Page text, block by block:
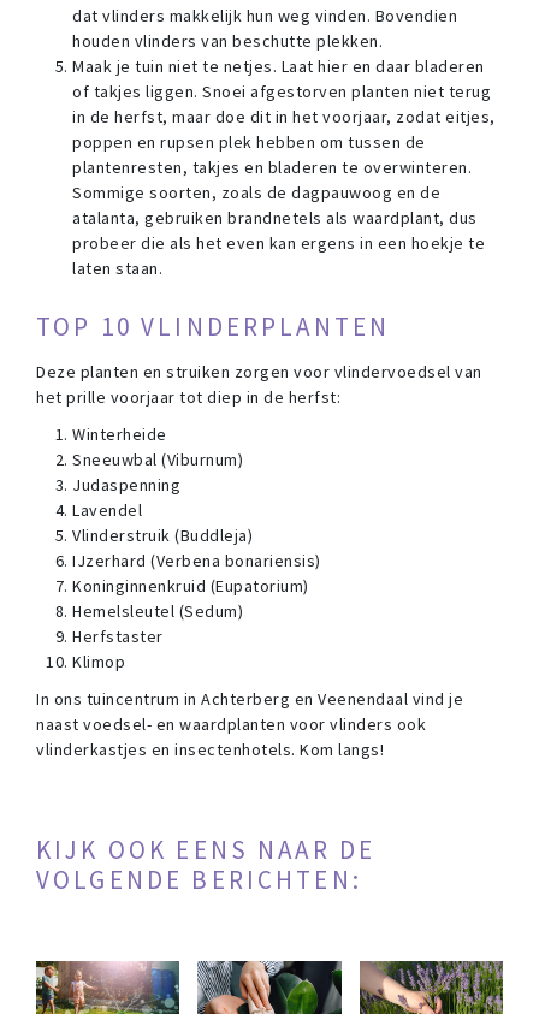
dat vlinders makkelijk hun weg vinden. Bovendien
houden vlinders van beschutte plekken.
Maak je tuin niet te netjes. Laat hier en daar bladeren
of takjes liggen. Snoei afgestorven planten niet terug
in de herfst, maar doe dit in het voorjaar, zodat eitjes,
poppen en rupsen plek hebben om tussen de
plantenresten, takjes en bladeren te overwinteren.
Sommige soorten, zoals de dagpauwoog en de
atalanta, gebruiken brandnetels als waardplant, dus
probeer die als het even kan ergens in een hoekje te
laten staan.
TOP 10 VLINDERPLANTEN
Deze planten en struiken zorgen voor vlindervoedsel van
het prille voorjaar tot diep in de herfst:
Winterheide
Sneeuwbal (Viburnum)
Judaspenning
Lavendel
Vlinderstruik (Buddleja)
IJzerhard (Verbena bonariensis)
Koninginnenkruid (Eupatorium)
Hemelsleutel (Sedum)
Herfstaster
Klimop
In ons tuincentrum in Achterberg en Veenendaal vind je
naast voedsel- en waardplanten voor vlinders ook
vlinderkastjes en insectenhotels. Kom langs!
KIJK OOK EENS NAAR DE
VOLGENDE BERICHTEN: